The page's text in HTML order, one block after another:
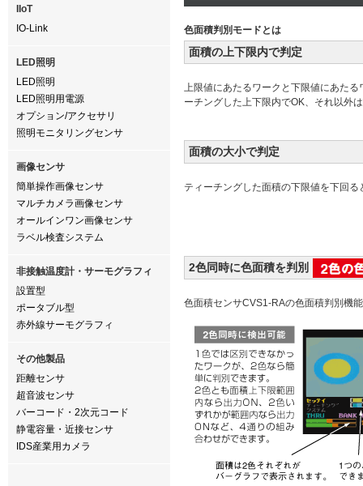
IIoT
IO-Link
LED照明
LED照明
LED照明用電源
オプション/アクセサリ
照明モニタリングセンサ
画像センサ
簡単操作画像センサ
マルチカメラ画像センサ
オールインワン画像センサ
ラベル検査システム
非接触温度計・サーモグラフィ
設置型
ポータブル型
赤外線サーモグラフィ
その他製品
距離センサ
超音波センサ
バーコード・2次元コード
静電容量・近接センサ
IDS産業用カメラ
色面積判別モードとは
面積の上下限内で判定
上限値にあたるワークと下限値にあた
ーチングした上下限内でOK、それ以外
面積の大小で判定
ティーチングした面積の下限値を下回
2色同時に色面積を判別
色面積センサCVS1-RAの色面積判別機